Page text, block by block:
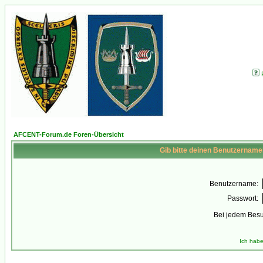
AFCENT-Forum.de Foren-Übersicht
Gib bitte deinen
Benutzername:
Passwort:
Bei jedem
Ich